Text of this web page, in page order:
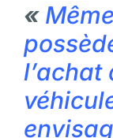
«
l’achat